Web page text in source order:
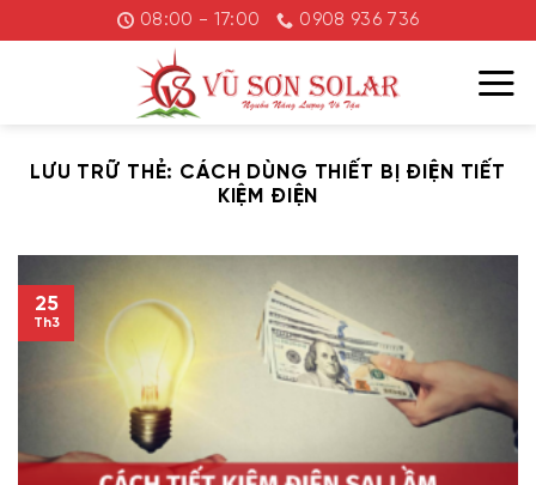
đến
08:00 - 17:00 0908 936 736
LƯU TRỮ THẺ: CÁCH DÙNG THIẾT BỊ ĐIỆN TIẾT
KIỆM ĐIỆN
25
Th3